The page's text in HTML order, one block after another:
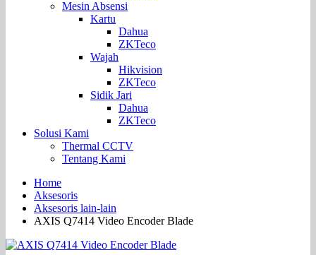
Mesin Absensi
Kartu
Dahua
ZKTeco
Wajah
Hikvision
ZKTeco
Sidik Jari
Dahua
ZKTeco
Solusi Kami
Thermal CCTV
Tentang Kami
Home
Aksesoris
Aksesoris lain-lain
AXIS Q7414 Video Encoder Blade